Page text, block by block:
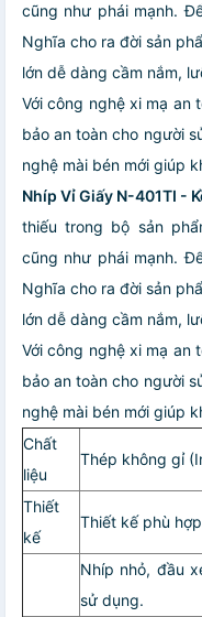
cũng như phái mạnh.
Nghĩa cho ra đời sản
lớn dễ dàng cầm nắm,
Với công nghệ xi mạ an
bảo an toàn cho người
nghệ mài bén mới giúp
Nhíp Vỉ Giấy N-401TI -
thiếu trong bộ sản
cũng như phái mạnh.
Nghĩa cho ra đời sản
lớn dễ dàng cầm nắm,
Với công nghệ xi mạ an
bảo an toàn cho người
nghệ mài bén mới giúp
Chất
liệu
Thép không gỉ
Thiết
kế
Thiết kế phù
Nhíp nhỏ, đầu
sử dụng.